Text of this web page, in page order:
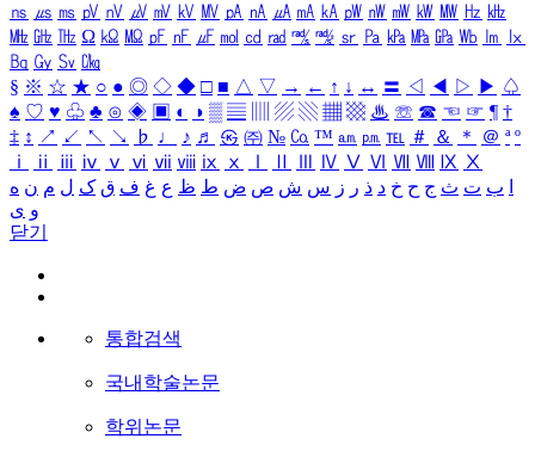
㎱ ㎲ ㎳ ㎴ ㎵ ㎶ ㎷ ㎸ ㎹ ㎀ ㎁ ㎂ ㎃ ㎄ ㎺ ㎻ ㎽ ㎾ ㎿ ㎐ ㎑
㎒ ㎓ ㎔ Ω ㏀ ㏁ ㎊ ㎋ ㎌ ㏖ ㏅ ㎭ ㎮ ㎯ ㏛ ㎩ ㎪ ㎫ ㎬ ㏝ ㏐
㏓
㏃ ㏉ ㏜ ㏆
§ ※ ☆ ★ ○ ● ◎ ◇ ◆ □ ■ △ ▽ → ← ↑ ↓ ↔ 〓 ◁ ◀ ▷ ▶ ♤
♠ ♡ ♥ ♧ ♣ ⊙ ◈ ▣ ◐ ◑ ▒ ▤ ▨ ▧ ▦ ▩ ♨ ☏ ☎ ☜ ☞ ¶ †
‡ ↕ ↗ ↙ ↖ ↘ ♭ ♩ ♪ ♬ ㉿ ㈜ № ㏇ ™ ㏂ ㏘ ℡ ＃ ＆ ＊ ＠ ª º
ⅰ
ⅱ ⅲ ⅳ ⅴ ⅵ ⅶ ⅷ ⅸ ⅹ Ⅳ Ⅴ Ⅵ Ⅶ Ⅷ Ⅸ Ⅹ
ب ت ث ج ح خ د ذ ر ز س ش ص ض ط ظ ع غ ف ق ک ل م ن ه
و ی
닫기
통합검색
국내학술논문
학위논문